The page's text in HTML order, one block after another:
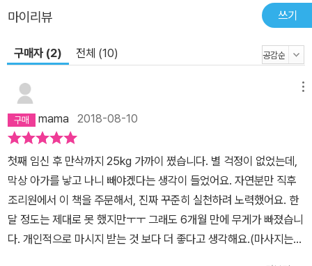
해 믿기지 않을 만큼 놀라운 효과를 얻을 수 있다 바쁜 산후맘들을 위
한 초간단 고효율 15분 운동 이 책에는 출산 직후부터 6개월까지 따
라 하면 좋은 스트레칭과 골반 운동이 시기별로 소개되어 있다. 모든
운동은 ‘회복, 건강, 아름다움’을 목표로 저자가 실시했던 운동들이다.
각각의 운동은 산후 몸의 회복 속도와 운동의 강도, 자극 부위가 잘 맞
도록 구성되어 간단하지만 효과가 뛰어나다. 하루 15분, 꾸준히 실천
하면 골반 교정은 물론 체중 감량과 산후 통증도 쉽게 없앨 수 있다.
그렇다고 해서 딱 그 기간에만 맞춰서 따라 할 필요는 없다. 출산한 지
오래되었거나 운동을 한 번도 해본 적 없는 산모라면 출산 직후 운동
부터 시작하면 된다. 별로 힘들지 않으면 그다음 단계의 운동으로 넘
어가는 식으로 천천히 진행하면 된다. 그래야 몸이 건강하게 회복되
고, 체중 감량도 잘 이루어진다. 출산 직후부터 꾸준히 운동을 해온 산
모라면, 6개월이 지나면 본격적으로 부위별 운동을 실시한다. 책에는
마이리뷰 쓰기
구매자 (2) 전체 (10)
mama 2018-08-10
첫째 임신 후 만삭까지 25kg 가까이 쪘습니다. 별 걱정이 없었는데,
막상 아가를 낳고 나니 빼야겠다는 생각이 들었어요. 자연분만 직후
조리원에서 이 책을 주문해서, 진짜 꾸준히 실천하려 노력했어요. 한
달 정도는 제대로 못 했지만ㅜㅜ 그래도 6개월 만에 무게가 빠졌습니
다. 개인적으로 마시지 받는 것 보다 더 좋다고 생각해요.(마사지는